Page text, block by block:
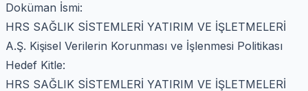
Doküman İsmi:
HRS SAĞLIK SİSTEMLERİ YATIRIM VE İŞLETMELERİ
A.Ş. Kişisel Verilerin Korunması ve İşlenmesi Politikası
Hedef Kitle:
HRS SAĞLIK SİSTEMLERİ YATIRIM VE İŞLETMELERİ